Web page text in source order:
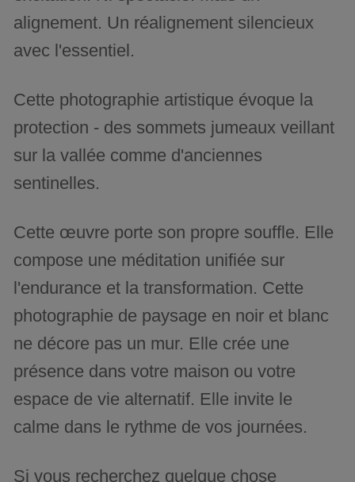
alignement. Un réalignement silencieux
avec l'essentiel.
Cette photographie artistique évoque la
protection - des sommets jumeaux veillant
sur la vallée comme d'anciennes
sentinelles.
Cette œuvre porte son propre souffle. Elle
compose une méditation unifiée sur
l'endurance et la transformation. Cette
photographie de paysage en noir et blanc
ne décore pas un mur. Elle crée une
présence dans votre maison ou votre
espace de vie alternatif. Elle invite le
calme dans le rythme de vos journées.
Si vous recherchez quelque chose